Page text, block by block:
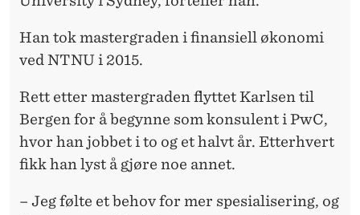
Han tok mastergraden i finansiell økonomi
ved NTNU i 2015.
Rett etter mastergraden flyttet Karlsen til
Bergen for å begynne som konsulent i PwC,
hvor han jobbet i to og et halvt år. Etterhvert
fikk han lyst å gjøre noe annet.
– Jeg følte et behov for mer spesialisering, og